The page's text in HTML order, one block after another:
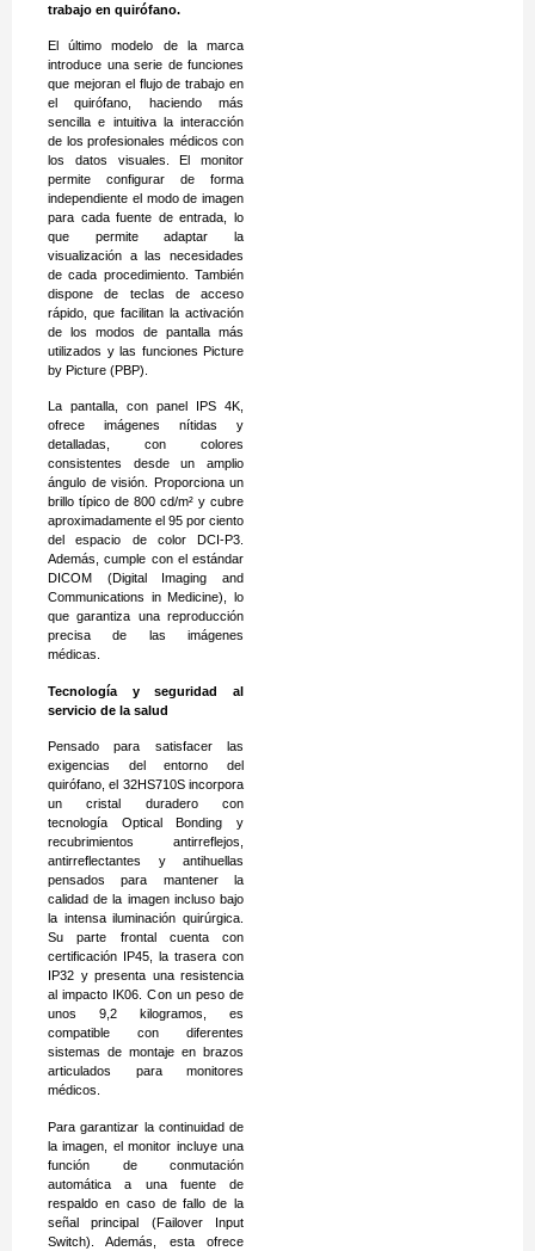
trabajo en quirófano.
El último modelo de la marca
introduce una serie de funciones
que mejoran el flujo de trabajo en
el quirófano, haciendo más
sencilla e intuitiva la interacción
de los profesionales médicos con
los datos visuales. El monitor
permite configurar de forma
independiente el modo de imagen
para cada fuente de entrada, lo
que permite adaptar la
visualización a las necesidades
de cada procedimiento. También
dispone de teclas de acceso
rápido, que facilitan la activación
de los modos de pantalla más
utilizados y las funciones Picture
by Picture (PBP).
La pantalla, con panel IPS 4K,
ofrece imágenes nítidas y
detalladas, con colores
consistentes desde un amplio
ángulo de visión. Proporciona un
brillo típico de 800 cd/m² y cubre
aproximadamente el 95 por ciento
del espacio de color DCI-P3.
Además, cumple con el estándar
DICOM (Digital Imaging and
Communications in Medicine), lo
que garantiza una reproducción
precisa de las imágenes
médicas.
Tecnología y seguridad al
servicio de la salud
Pensado para satisfacer las
exigencias del entorno del
quirófano, el 32HS710S incorpora
un cristal duradero con
tecnología Optical Bonding y
recubrimientos antirreflejos,
antirreflectantes y antihuellas
pensados para mantener la
calidad de la imagen incluso bajo
la intensa iluminación quirúrgica.
Su parte frontal cuenta con
certificación IP45, la trasera con
IP32 y presenta una resistencia
al impacto IK06. Con un peso de
unos 9,2 kilogramos, es
compatible con diferentes
sistemas de montaje en brazos
articulados para monitores
médicos.
Para garantizar la continuidad de
la imagen, el monitor incluye una
función de conmutación
automática a una fuente de
respaldo en caso de fallo de la
señal principal (Failover Input
Switch). Además, esta ofrece